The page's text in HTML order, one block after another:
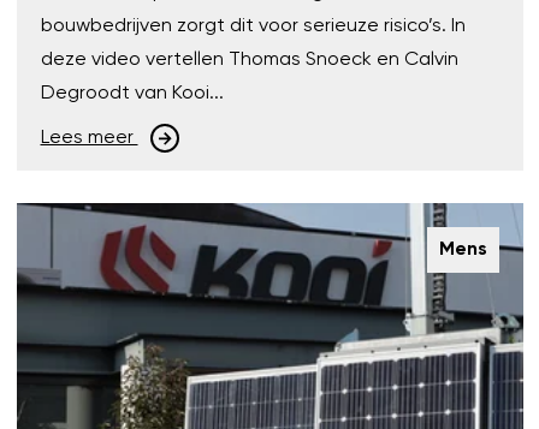
bouwbedrijven zorgt dit voor serieuze risico’s. In
deze video vertellen Thomas Snoeck en Calvin
Degroodt van Kooi...
Lees meer
Mens